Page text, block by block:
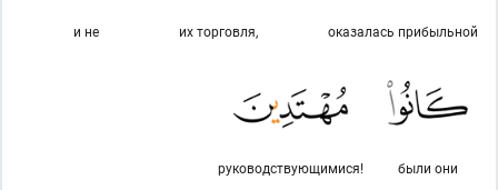
оказалась прибыльной
их торговля,
и не
были они
руководствующимися!